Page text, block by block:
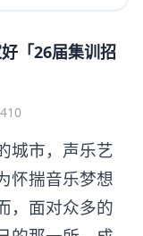
「26届集训招
市，声乐艺
怀揣音乐梦想
，面对众多的